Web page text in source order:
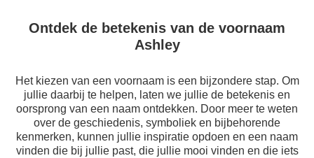
Ontdek de betekenis van de voornaam
Ashley
Het kiezen van een voornaam is een bijzondere stap. Om
jullie daarbij te helpen, laten we jullie de betekenis en
oorsprong van een naam ontdekken. Door meer te weten
over de geschiedenis, symboliek en bijbehorende
kenmerken, kunnen jullie inspiratie opdoen en een naam
vinden die bij jullie past, die jullie mooi vinden en die iets